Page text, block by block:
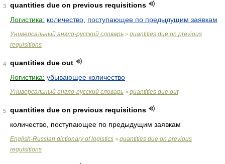
3
quantities due on previous requisitions
Логистика: количество поступающее по предыдущим заявкам
Универсальный англо-русский словарь > quantities due on previous
requisitions
4
quantities due out
Логистика: убывающее количество
Универсальный англо-русский словарь > quantities due out
5
quantities due on previous requisitions
количество, поступающее по предыдущим заявкам
English-Russian dictionary of logistics > quantities due on previous
requisitions